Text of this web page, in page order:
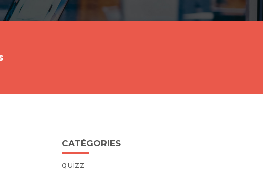
Blog
sidebar
CATÉGORIES
quizz